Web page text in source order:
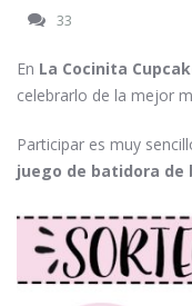
33
En La Cocinita
celebrarlo de la mejor
Participar es muy
juego de batidora de